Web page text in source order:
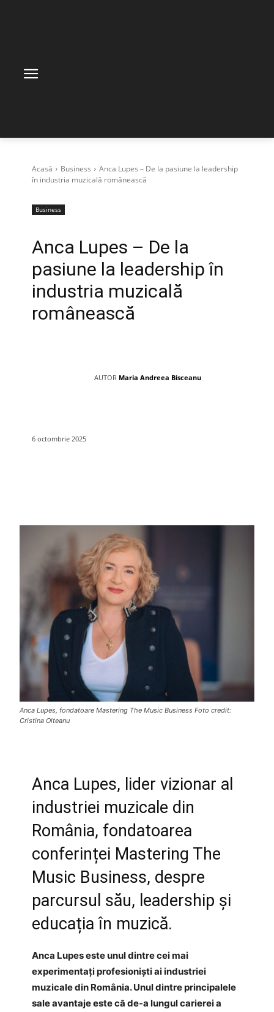
Acasă Business
Anca Lupes – De la pasiune la leadership
în industria muzicală românească
Business
Anca Lupes – De la
pasiune la leadership în
industria muzicală
românească
AUTOR Maria Andreea Bisceanu
6 octombrie 2025
Anca Lupes, fondatoare Mastering The Music Business Foto credit:
Cristina Olteanu
Anca Lupes, lider vizionar al
industriei muzicale din
România, fondatoarea
conferinței Mastering The
Music Business, despre
parcursul său, leadership și
educația în muzică.
Anca Lupes este unul dintre cei mai
experimentați profesioniști ai industriei
muzicale din România. Unul dintre principalele
sale avantaje este că de-a lungul carierei a